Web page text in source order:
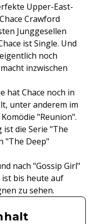
Upper-East-
Crawford
Junggesellen
ist Single. Und
noch
inzwischen
hat Chace noch in
unter anderem im
"Reunion".
die Serie "The
"The Deep"
nach "Gossip Girl"
bis heute auf
zu sehen.